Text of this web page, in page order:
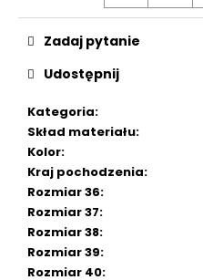
Kategoria:
Skład materiału:
Kolor:
Kraj pochodzenia:
Rozmiar 36:
Rozmiar 37:
Rozmiar 38:
Rozmiar 39:
Rozmiar 40:
Zadaj pytanie
Udostępnij